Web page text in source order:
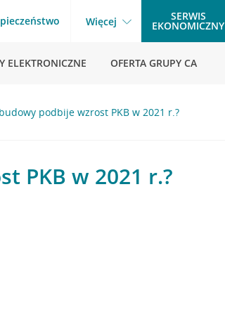
Więcej SERWIS
EKONOMICZNY
ELEKTRONICZNE OFERTA GRUPY CA
podbije wzrost PKB w 2021 r.?
PKB w 2021 r.?